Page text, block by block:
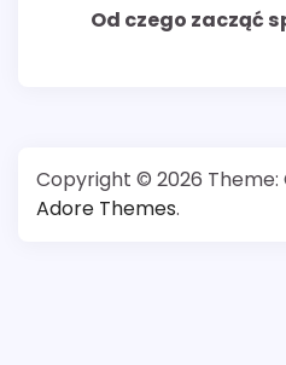
Od czego zacząć
Copyright © 2026
Adore Themes.